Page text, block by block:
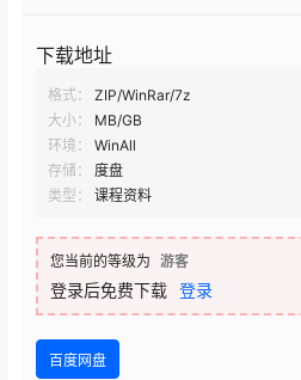
下载地址
格式：
ZIP/WinRar/7z
大小：
MB/GB
环境：
WinAll
存储：
度盘
类型：
课程资料
您当前的等级为 游客
登录后免费下载 登录
百度网盘